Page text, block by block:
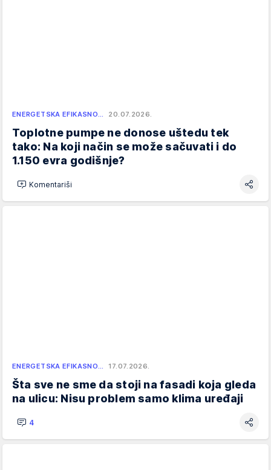
ENERGETSKA EFIKASNO… 20.07.2026.
Toplotne pumpe ne donose uštedu tek
tako: Na koji način se može sačuvati i do
1.150 evra godišnje?
Komentariši
ENERGETSKA EFIKASNO… 17.07.2026.
Šta sve ne sme da stoji na fasadi koja gleda
na ulicu: Nisu problem samo klima uređaji
4